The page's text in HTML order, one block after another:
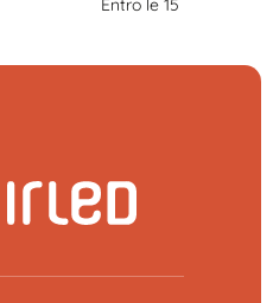
Entro le 15